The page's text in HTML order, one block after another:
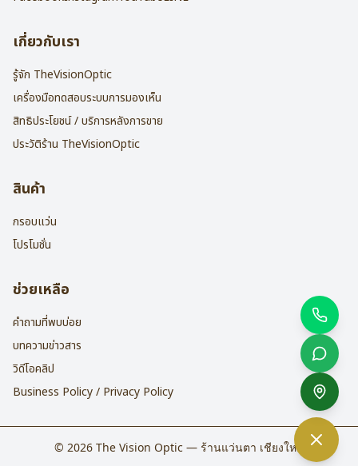
เกี่ยวกับเรา
รู้จัก TheVisionOptic
เครื่องมือทดสอบระบบการมองเห็น
สิทธิประโยชน์ / บริการหลังการขาย
ประวัติร้าน TheVisionOptic
สินค้า
กรอบแว่น
โปรโมชั่น
ช่วยเหลือ
คำถามที่พบบ่อย
บทความข่าวสาร
วิดีโอคลิป
Business Policy / Privacy Policy
© 2026 The Vision Optic — ร้านแว่นตา เชียงใหม่